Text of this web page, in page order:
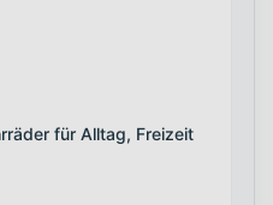
für Alltag, Freizeit